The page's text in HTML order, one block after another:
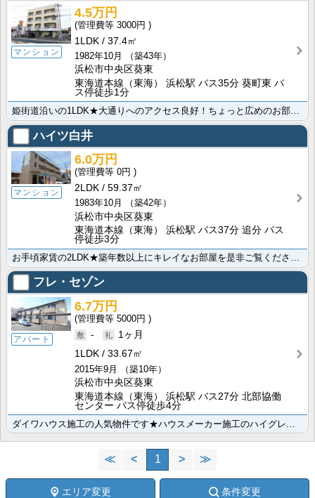
マンション
4.5万円
3000円
1LDK
37.4㎡
1982年10月
（築43年）
浜松市中央区葵東
東海道本線（東海） 浜松駅 バス35分 葵町東 バ
ス停徒歩1分
ハイツ白井
マンション
6.0万円
0円
2LDK
59.37㎡
1983年10月
（築42年）
浜松市中央区葵東
東海道本線（東海） 浜松駅 バス37分 追分 バス
停徒歩3分
フレ・セゾン
アパート
6.7万円
5000円
-
1ヶ月
1LDK
33.67㎡
2015年9月
（築10年）
浜松市中央区葵東
東海道本線（東海） 浜松駅 バス27分 北部協働
センター バス停徒歩4分
≪ < 1 > ≫
エリア変更 条件変更